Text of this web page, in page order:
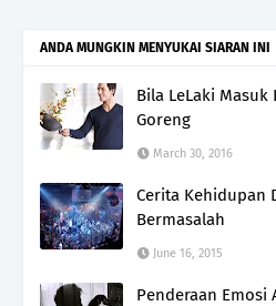
ANDA MUNGKIN MENYUKAI SIARAN INI
Bila LeLaki Masuk
Goreng
March 30, 2016
Cerita Kehidupan
Bermasalah
June 16, 2015
Penderaan Emosi